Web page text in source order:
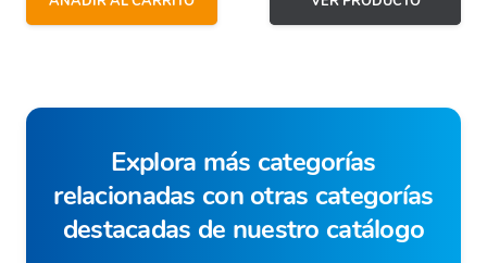
Explora más categorías
relacionadas con otras categorías
destacadas de nuestro catálogo